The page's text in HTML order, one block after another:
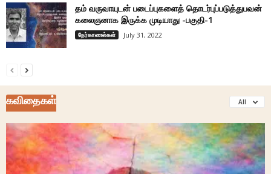
தம் வருவாயுடன் படைப்புகளைத் தொடர்புப்படுத்துபவன்
கலைஞனாக இருக்க முடியாது -பகுதி-1
நேர்காணல்கள் July 31, 2022
கவிதைகள் All